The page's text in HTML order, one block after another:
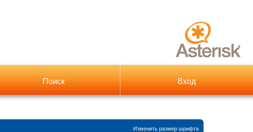
Поиск Вход
Изменить размер шрифта